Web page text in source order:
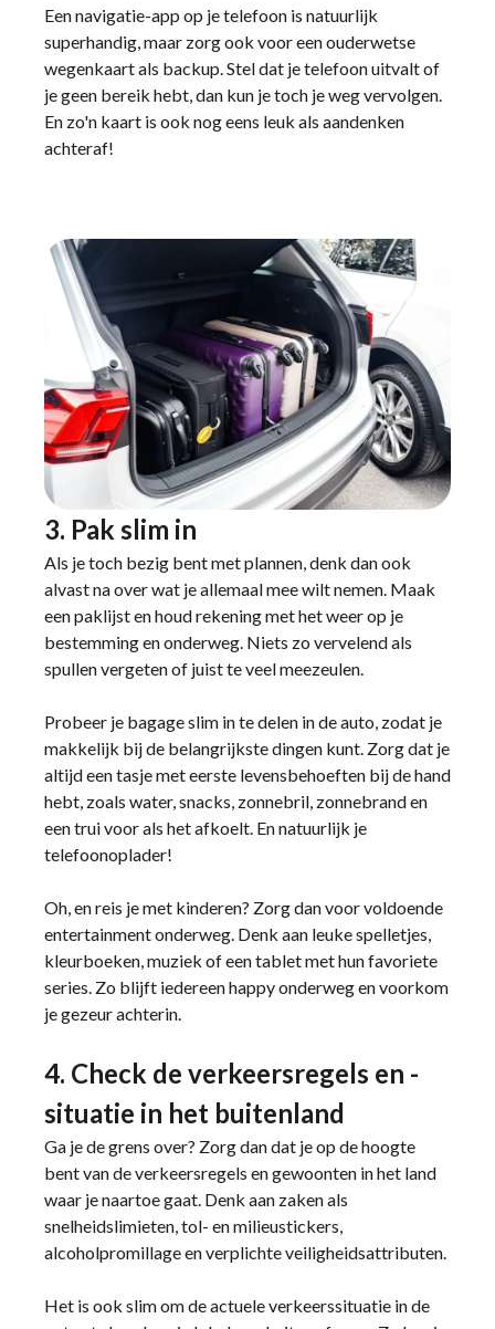
Een navigatie-app op je telefoon is natuurlijk
superhandig, maar zorg ook voor een ouderwetse
wegenkaart als backup. Stel dat je telefoon uitvalt of
je geen bereik hebt, dan kun je toch je weg vervolgen.
En zo'n kaart is ook nog eens leuk als aandenken
achteraf!
3. Pak slim in
Als je toch bezig bent met plannen, denk dan ook
alvast na over wat je allemaal mee wilt nemen. Maak
een paklijst en houd rekening met het weer op je
bestemming en onderweg. Niets zo vervelend als
spullen vergeten of juist te veel meezeulen.
Probeer je bagage slim in te delen in de auto, zodat je
makkelijk bij de belangrijkste dingen kunt. Zorg dat je
altijd een tasje met eerste levensbehoeften bij de hand
hebt, zoals water, snacks, zonnebril, zonnebrand en
een trui voor als het afkoelt. En natuurlijk je
telefoonoplader!
Oh, en reis je met kinderen? Zorg dan voor voldoende
entertainment onderweg. Denk aan leuke spelletjes,
kleurboeken, muziek of een tablet met hun favoriete
series. Zo blijft iedereen happy onderweg en voorkom
je gezeur achterin.
4. Check de verkeersregels en -
situatie in het buitenland
Ga je de grens over? Zorg dan dat je op de hoogte
bent van de verkeersregels en gewoonten in het land
waar je naartoe gaat. Denk aan zaken als
snelheidslimieten, tol- en milieustickers,
alcoholpromillage en verplichte veiligheidsattributen.
Het is ook slim om de actuele verkeerssituatie in de